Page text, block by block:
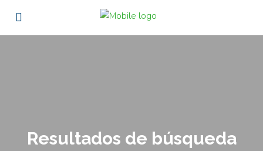
Resultados de búsqueda